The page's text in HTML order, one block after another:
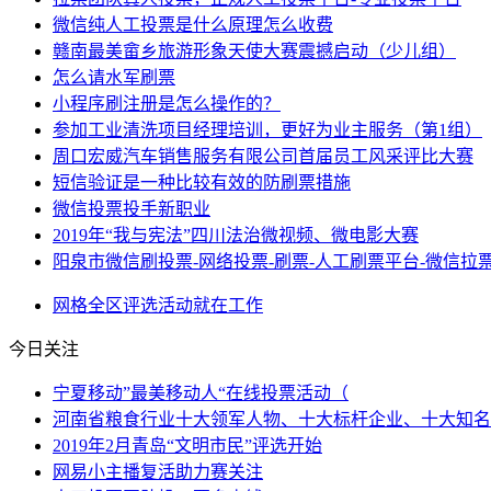
微信纯人工投票是什么原理怎么收费
赣南最美畲乡旅游形象天使大赛震撼启动（少儿组）
怎么请水军刷票
小程序刷注册是怎么操作的？
参加工业清洗项目经理培训，更好为业主服务（第1组）
周口宏威汽车销售服务有限公司首届员工风采评比大赛
短信验证是一种比较有效的防刷票措施
微信投票投手新职业
2019年“我与宪法”四川法治微视频、微电影大赛
阳泉市微信刷投票-网络投票-刷票-人工刷票平台-微信拉
网格全区评选活动就在工作
今日关注
宁夏移动”最美移动人“在线投票活动（
河南省粮食行业十大领军人物、十大标杆企业、十大知
2019年2月青岛“文明市民”评选开始
网易小主播复活助力赛关注